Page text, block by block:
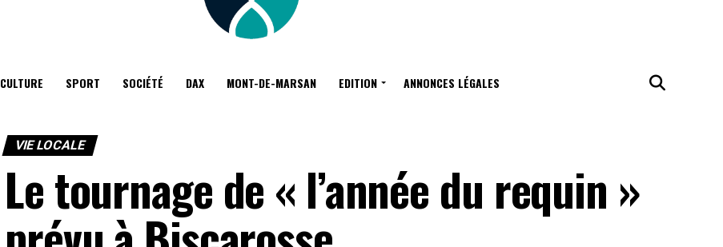
CULTURE SPORT SOCIÉTÉ DAX MONT-DE-MARSAN EDITION ANNONCES LÉGALES
VIE LOCALE
Le tournage de « l’année du requin »